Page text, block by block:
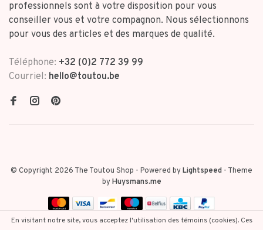
professionnels sont à votre disposition pour vous
conseiller vous et votre compagnon. Nous sélectionnons
pour vous des articles et des marques de qualité.
Téléphone: +32 (0)2 772 39 99
Courriel: hello@toutou.be
© Copyright 2026 The Toutou Shop - Powered byLightspeed - Theme
byHuysmans.me
En visitant notre site, vous acceptez l'utilisation des témoins (cookies). Ces